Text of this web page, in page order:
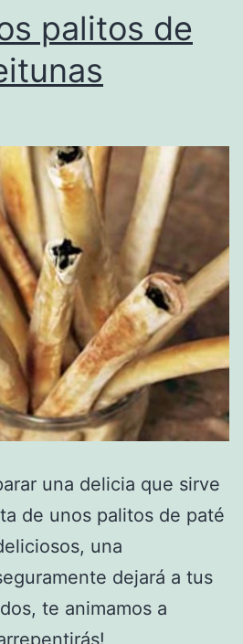
palitos de
una delicia que sirve
de unos palitos de paté
una
dejará a tus
te animamos a